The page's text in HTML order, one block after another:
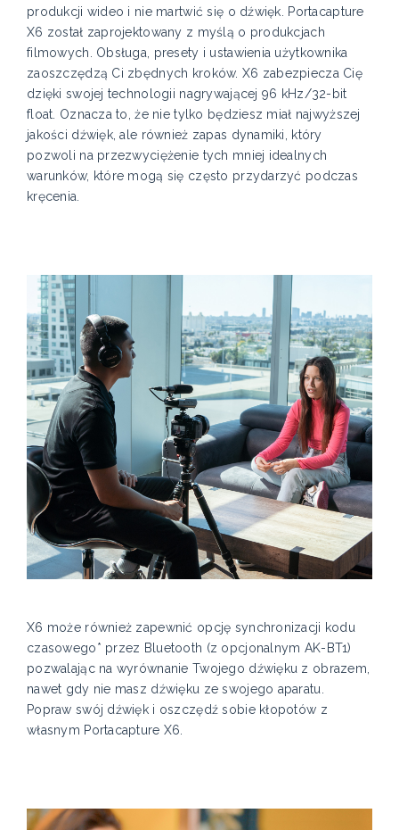
produkcji wideo i nie martwić się o dźwięk. Portacapture
X6 został zaprojektowany z myślą o produkcjach
filmowych. Obsługa, presety i ustawienia użytkownika
zaoszczędzą Ci zbędnych kroków. X6 zabezpiecza Cię
dzięki swojej technologii nagrywającej 96 kHz/32-bit
float. Oznacza to, że nie tylko będziesz miał najwyższej
jakości dźwięk, ale również zapas dynamiki, który
pozwoli na przezwyciężenie tych mniej idealnych
warunków, które mogą się często przydarzyć podczas
kręcenia.
X6 może również zapewnić opcję synchronizacji kodu
czasowego* przez Bluetooth (z opcjonalnym AK-BT1)
pozwalając na wyrównanie Twojego dźwięku z obrazem,
nawet gdy nie masz dźwięku ze swojego aparatu.
Popraw swój dźwięk i oszczędź sobie kłopotów z
własnym Portacapture X6.